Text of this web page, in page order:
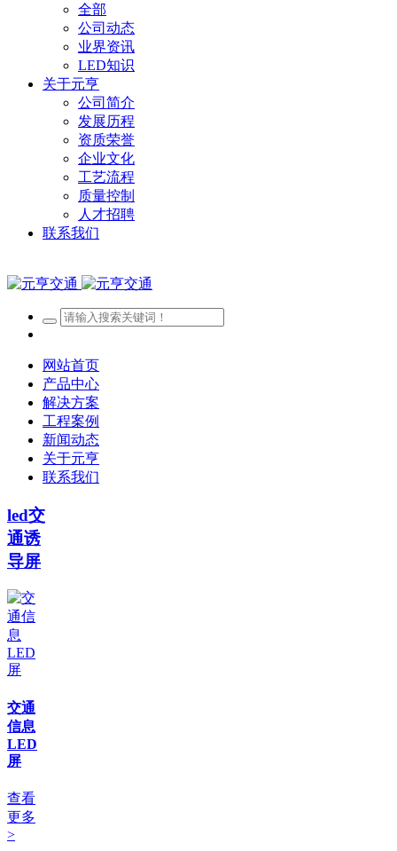
全部
公司动态
业界资讯
LED知识
关于元亨
公司简介
发展历程
资质荣誉
企业文化
工艺流程
质量控制
人才招聘
联系我们
网站首页
产品中心
解决方案
工程案例
新闻动态
关于元亨
联系我们
led交
通诱
导屏
交通
信息
LED
屏
查看
更多
>